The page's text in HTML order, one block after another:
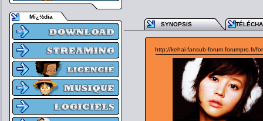
Mï¿½dia
SYNOPSIS
http://kehai-fansub-forum.forumpro.fr/